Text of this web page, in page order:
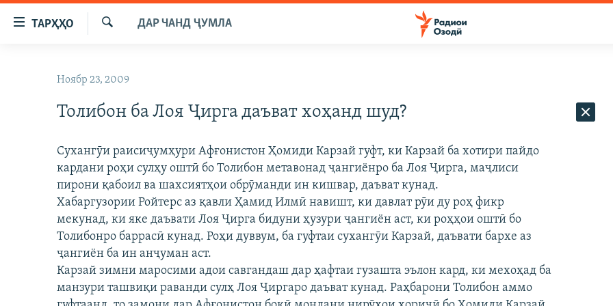
Пайвандҳои
дастрасӣ
ТАРҲҲО
ИҚТИСОД
ҚАЗИЯИ "КРОКУС"
ОСИЁИ МАРКАЗӢ
МЕҲМОНИ ОЗОДӢ
ГАПИ ОЗОД
РӮЗГОРИ МУҲОҶИР
ТАҲҚИҚОТ
ҶАНГ ДАР УКРАИНА
НАЗАРИ МАРДУМ
БЛОГИСТОН
ОЗОДӢ ОНЛАЙН
ЧАНДРАСОНАӢ
НИГОРИСТОН
РӮЙХАТҲО
КИТОБҲОИ ОЗОДӢ
ДАР ЧАНД ҶУМЛА
Ноябр 23, 2009
Толибон ба Лоя Ҷирга даъват хоҳанд шуд?
Сухангӯи раисиҷумҳури Афғонистон Ҳомиди Карзай гуфт, ки Карзай ба хотири пайдо
кардани роҳи сулҳу оштӣ бо Толибон метавонад ҷангиёнро ба Лоя Ҷирга, маҷлиси
пирони қабоил ва шахсиятҳои обрӯманди ин кишвар, даъват кунад.
Хабаргузории Ройтерс аз қавли Ҳамид Илмӣ навишт, ки давлат рӯи ду роҳ фикр
мекунад, ки яке даъвати Лоя Ҷирга бидуни ҳузури ҷангиён аст, ки роҳҳои оштӣ бо
Толибонро баррасӣ кунад. Роҳи дуввум, ба гуфтаи сухангӯи Карзай, даъвати бархе аз
ҷангиён ба ин анҷуман аст.
Карзай зимни маросими адои савгандаш дар ҳафтаи гузашта эълон кард, ки мехоҳад ба
манзури ташвиқи раванди сулҳ Лоя Ҷиргаро даъват кунад. Раҳбарони Толибон аммо